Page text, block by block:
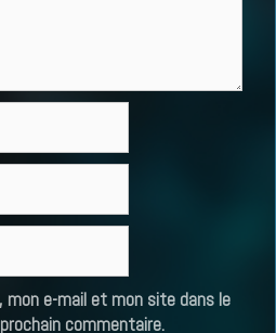
mon e-mail et mon site dans le
commentaire.